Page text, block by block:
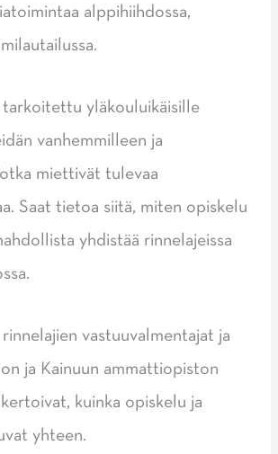
alppihiihdossa,
tarkoitettu yläkouluikäisille
vanhemmilleen ja
miettivät tulevaa
Saat tietoa siitä, miten opiskelu
yhdistää rinnelajeissa
vastuuvalmentajat ja
ja Kainuun ammattiopiston
kuinka opiskelu ja
yhteen.